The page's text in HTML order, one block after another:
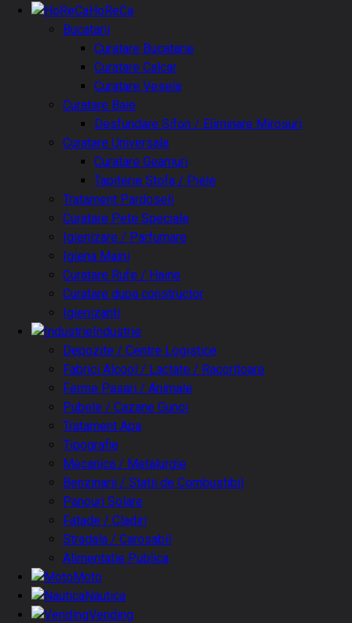
HoReCa
Bucatarii
Curatare Bucatarie
Curatare Calcar
Curatare Vesela
Curatare Baie
Desfundare Sifon / Eliminare Mirosuri
Curatare Universala
Curatare Geamuri
Tapiterie Stofa / Piele
Tratament Pardoseli
Curatare Pete Speciale
Igienizare / Parfumare
Igiena Maini
Curatare Rufe / Haine
Curatare dupa constructor
Igienizanti
Industrie
Depozite / Centre Logistice
Fabrici Alcool / Lactate / Racoritoare
Ferme Pasari / Animale
Pubele / Cazane Gunoi
Tratament Apa
Tipografie
Mecanica / Metalurgie
Benzinarii / Statii de Combustibil
Panouri Solare
Fatade / Cladiri
Stradala / Carosabil
Alimentatie Publica
Moto
Nautica
Vending